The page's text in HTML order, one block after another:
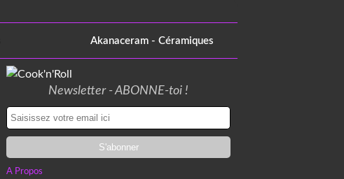
Akanaceram - Céramiques
Newsletter - ABONNE-toi !
A Propos